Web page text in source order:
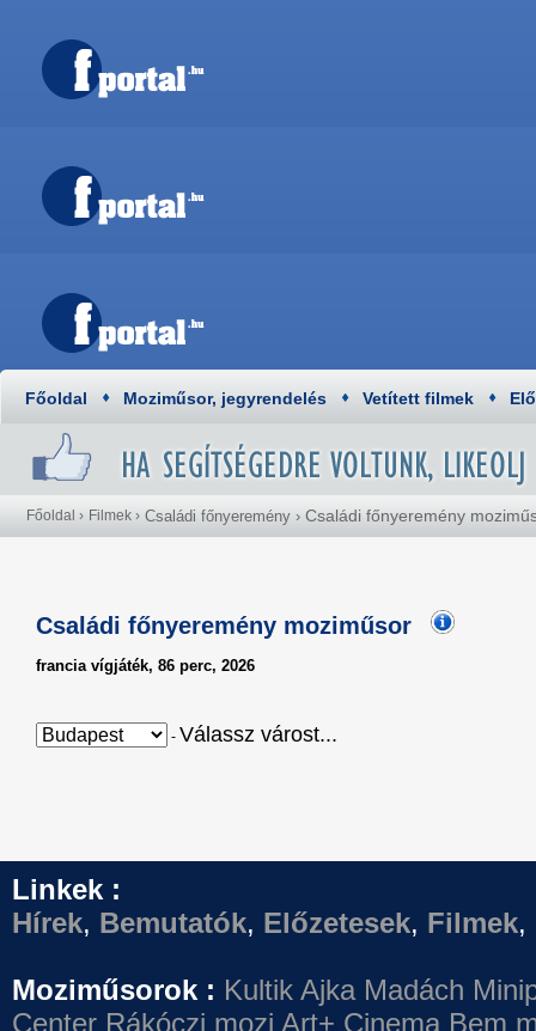
Főoldal Moziműsor, jegyrendelés Vetített filmek
Főoldal › Filmek › Családi főnyeremény › Családi főnyeremény
Családi főnyeremény moziműsor
francia vígjáték, 86 perc, 2026
- Válassz várost...
Linkek :
Hírek, Bemutatók, Előzetesek, Filmek,
Moziműsorok : Kultik Ajka Madách
Center Rákóczi mozi Art+ Cinema Bem